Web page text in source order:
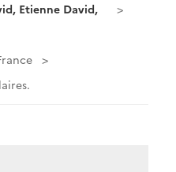
Etienne David,